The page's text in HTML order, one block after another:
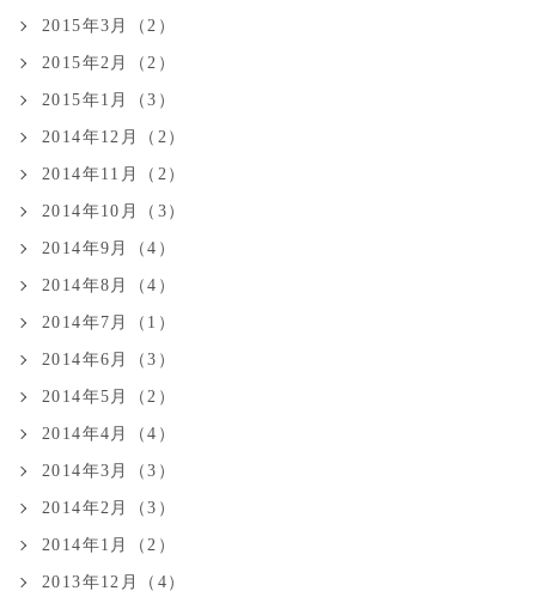
2015年3月（2）
2015年2月（2）
2015年1月（3）
2014年12月（2）
2014年11月（2）
2014年10月（3）
2014年9月（4）
2014年8月（4）
2014年7月（1）
2014年6月（3）
2014年5月（2）
2014年4月（4）
2014年3月（3）
2014年2月（3）
2014年1月（2）
2013年12月（4）